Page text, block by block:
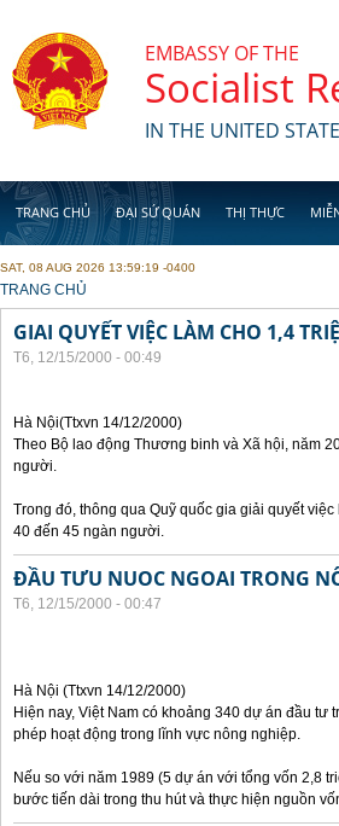
EMBASSY OF THE
Socialist
IN THE UNITED
TRANG CHỦ ĐẠI SỨ QUÁN THỊ THỰC
SAT, 08 AUG 2026 13:59:19 -0400
YOU ARE HERE
TRANG CHỦ
GIAI QUYẾT VIỆC LÀM CHO 1,4
T6, 12/15/2000 - 00:49
Hà Nội(Ttxvn 14/12/2000)
Theo Bộ lao động Thương binh và Xã hội, năm
người.
Trong đó, thông qua Quỹ quốc gia giải quyết
40 đến 45 ngàn người.
ĐẦU TƯU NUOC NGOAI TRONG
T6, 12/15/2000 - 00:47
Hà Nội (Ttxvn 14/12/2000)
Hiện nay, Việt Nam có khoảng 340 dự án đầu
phép hoạt động trong lĩnh vực nông nghiệp.
Nếu so với năm 1989 (5 dự án với tổng vốn 2,8
bước tiến dài trong thu hút và thực hiện nguồn